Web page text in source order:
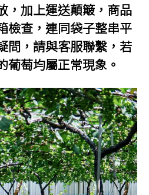
，加上運送顛簸，商品
檢查，連同袋子整串平
問，請與客服聯繫，若
葡萄均屬正常現象。